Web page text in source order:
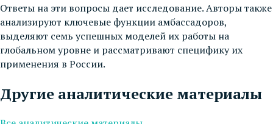
Ответы на эти вопросы дает исследование. Авторы также
анализируют ключевые функции амбассадоров,
выделяют семь успешных моделей их работы на
глобальном уровне и рассматривают специфику их
применения в России.
Другие аналитические материалы